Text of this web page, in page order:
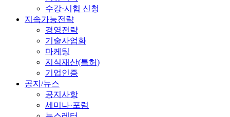
수강·시험 신청
지속가능전략
경영전략
기술사업화
마케팅
지식재산(특허)
기업인증
공지/뉴스
공지사항
세미나·포럼